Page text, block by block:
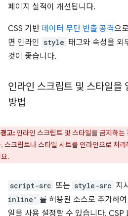
페이지 실적이 개선됩니다.
CSS 기반 데이터 무단 반출 공격으
면 인라인 style 태그와 속성을 외
것이 좋습니다.
인라인 스크립트 및 스타일을
방법
경고: 인라인 스크립트 및 스타일을 금지하
스크립트나 스타일 시트를 인라인으로 처
.
script-src 또는 style-src 지
inline' 를 허용된 소스로 추가하
일을 사용 설정할 수 있습니다.